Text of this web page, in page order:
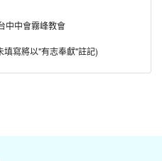
中中會霧峰教會
寫將以"有志奉獻"註記)